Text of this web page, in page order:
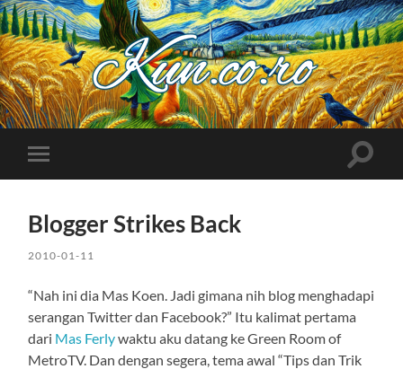
Kuncoro++
Toggle
mobile
Toggle
Blogger Strikes Back
2010-01-11
“Nah ini dia Mas Koen. Jadi gimana nih blog menghadapi
serangan Twitter dan Facebook?” Itu kalimat pertama
dari Mas Ferlywaktu aku datang ke Green Room of
MetroTV. Dan dengan segera, tema awal “Tips dan Trik